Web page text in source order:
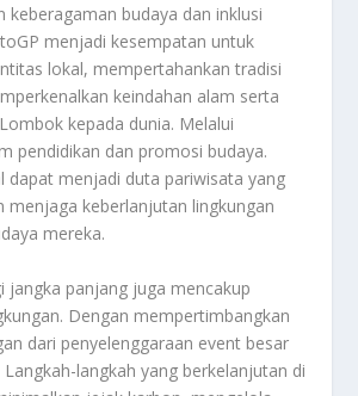
keberagaman budaya dan inklusi
menjadi kesempatan untuk
lokal, mempertahankan tradisi
keindahan alam serta
kepada dunia. Melalui
pendidikan dan promosi budaya.
dapat menjadi duta pariwisata yang
menjaga keberlanjutan lingkungan
mereka.
jangka panjang juga mencakup
Dengan mempertimbangkan
dari penyelenggaraan event besar
langkah yang berkelanjutan di